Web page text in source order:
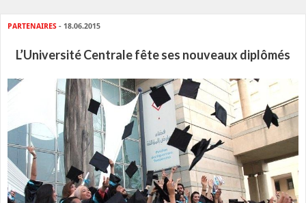
PARTENAIRES - 18.06.2015
L’Université Centrale fête ses nouveaux diplômés